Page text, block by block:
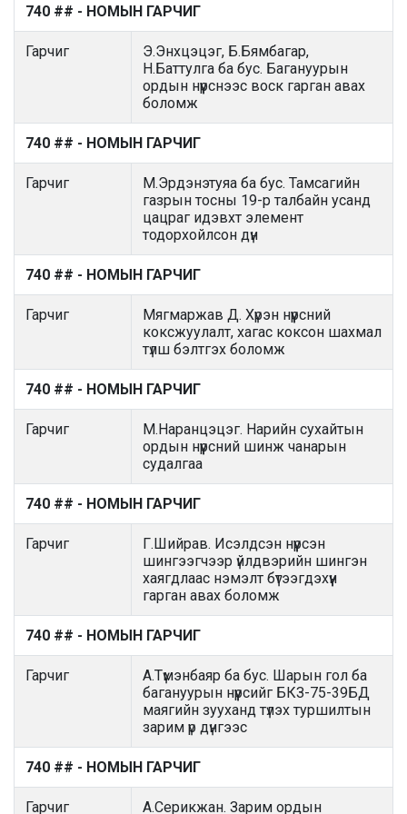
740 ## - НОМЫН ГАРЧИГ
Гарчиг
Э.Энхцэцэг, Б.Бямбагар,
Н.Баттулга ба бус. Багануурын
ордын нүүрснээс воск гарган авах
боломж
740 ## - НОМЫН ГАРЧИГ
Гарчиг
М.Эрдэнэтуяа ба бус. Тамсагийн
газрын тосны 19-р талбайн усанд
цацраг идэвхт элемент
тодорхойлсон дүн
740 ## - НОМЫН ГАРЧИГ
Гарчиг
Мягмаржав Д. Хүрэн нүүрсний
коксжуулалт, хагас коксон шахмал
түлш бэлтгэх боломж
740 ## - НОМЫН ГАРЧИГ
Гарчиг
М.Наранцэцэг. Нарийн сухайтын
ордын нүүрсний шинж чанарын
судалгаа
740 ## - НОМЫН ГАРЧИГ
Гарчиг
Г.Шийрав. Исэлдсэн нүүрсэн
шингээгчээр үйлдвэрийн шингэн
хаягдлаас нэмэлт бүтээгдэхүүн
гарган авах боломж
740 ## - НОМЫН ГАРЧИГ
Гарчиг
А.Түмэнбаяр ба бус. Шарын гол ба
багануурын нүүрсийг БКЗ-75-39БД
маягийн зууханд түлэх туршилтын
зарим үр дүнгээс
740 ## - НОМЫН ГАРЧИГ
Гарчиг А.Серикжан. Зарим ордын